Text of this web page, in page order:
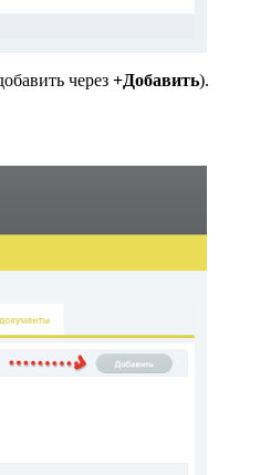
через +Добавить).